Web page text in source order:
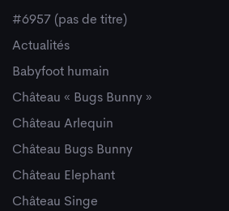
#6957 (pas de titre)
Actualités
Babyfoot humain
Château « Bugs Bunny »
Château Arlequin
Château Bugs Bunny
Château Elephant
Château Singe